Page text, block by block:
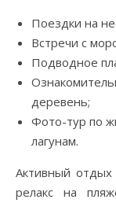
Поездки на
Встречи с
Подводное
деревень;
Фото-тур по
лагунам.
Активный отдых
релакс на